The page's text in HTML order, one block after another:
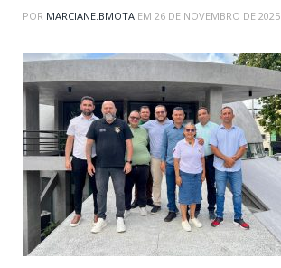
POR MARCIANE.BMOTA EM 26 DE NOVEMBRO DE 2025